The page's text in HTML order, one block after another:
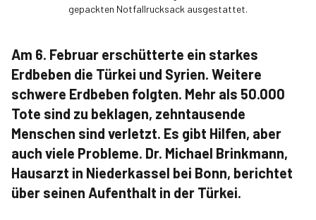
gepackten Notfallrucksack ausgestattet.
Am 6. Februar erschütterte ein starkes
Erdbeben die Türkei und Syrien. Weitere
schwere Erdbeben folgten. Mehr als 50.000
Tote sind zu beklagen, zehntausende
Menschen sind verletzt. Es gibt Hilfen, aber
auch viele Probleme. Dr. ­Michael Brinkmann,
Hausarzt in Niederkassel bei Bonn, berichtet
über seinen Aufenthalt in der Türkei.